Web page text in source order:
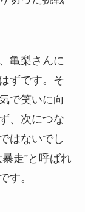
亀梨さんに
ずです。そ
で笑いに向
、次につな
はないでし
走”と呼ばれ
す。